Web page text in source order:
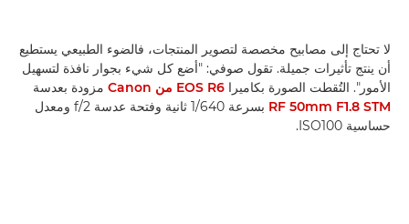
لا تحتاج إلى مصابيح مخصصة لتصوير المنتجات، فالضوء الطبيعي يستطيع
أن ينتج تأثيرات جميلة. تقول صوفي: "أضع كل شيء بجوار نافذة لتسهيل
الأمور". التُقطت الصورة بكاميرا EOS R6 من Canon
مزودة بعدسة
RF 50mm F1.8 STM
بسرعة 1/640 ثانية وفتحة عدسة f/2 ومعدل
حساسية ISO100.